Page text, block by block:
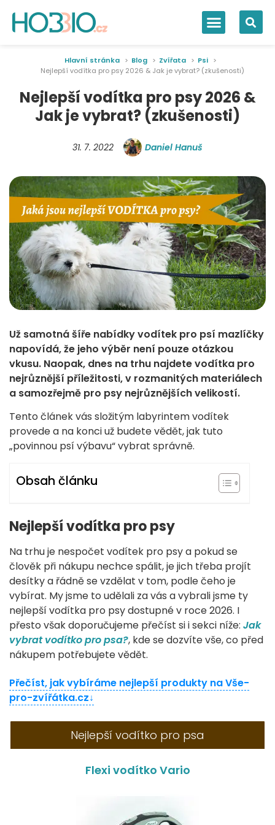
Hlavní stránka Blog Zvířata
Psi
Nejlepší vodítka pro psy 2026 & Jak je vybrat? (zkušenosti)
Nejlepší vodítka pro psy 2026 &
Jak je vybrat? (zkušenosti)
31. 7. 2022 Daniel Hanuš
Už samotná šíře nabídky vodítek pro psí mazlíčky
napovídá, že jeho výběr není pouze otázkou
vkusu. Naopak, dnes na trhu najdete vodítka pro
nejrůznější příležitosti, v rozmanitých materiálech
a samozřejmě pro psy nejrůznějších velikostí.
Tento článek vás složitým labyrintem vodítek
provede a na konci už budete vědět, jak tuto
„povinnou psí výbavu“ vybrat správně.
Obsah článku
Nejlepší vodítka pro psy
Na trhu je nespočet vodítek pro psy a pokud se
člověk při nákupu nechce spálit, je jich třeba projít
desítky a řádně se vzdělat v tom, podle čeho je
vybírat. My jsme to udělali za vás a vybrali jsme ty
nejlepší vodítka pro psy dostupné v roce 2026. I
přesto však doporučujeme přečíst si i sekci níže: Jak
vybrat vodítko pro psa?, kde se dozvíte vše, co před
nákupem potřebujete vědět.
Jak vybíráme produkty na Vše-pro-
zvířátka?
Ačkoli o chovatelství již něco víme a zvířátka
nás baví, nevybíráme produkty čistě podle
našich sympatií. Aby byl výběr co nejvíce
objektivní trávíme nejprve spousty času
kvalitními produkty v dané kategorii. Jakmile
Přečíst, jak vybíráme nejlepší produkty na Vše-
pro-zvířátka.cz↓
Nejlepší vodítko pro psa
Flexi vodítko Vario